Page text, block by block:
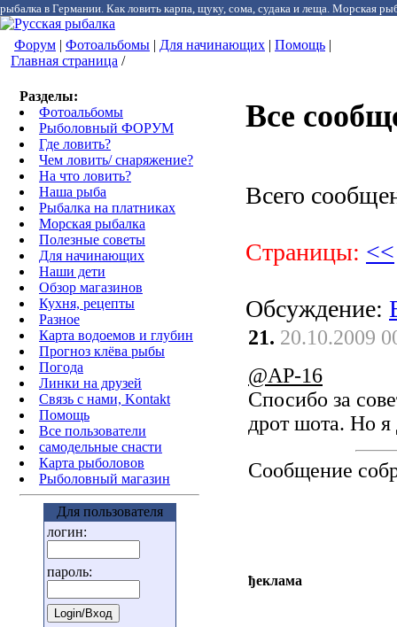
рыбалка в Германии. Как ловить карпа, щуку, сома, судака и леща. Морская
Форум | Фотоальбомы | Для начинающих | Помощь |
Главная страница /
Разделы:
Фотоальбомы
Рыболовный ФОРУМ
Где ловить?
Чем ловить/ снаряжение?
На что ловить?
Наша рыба
Рыбалка на платниках
Морская рыбалка
Полезные советы
Для начинающих
Наши дети
Обзор магазинов
Кухня, рецепты
Разное
Карта водоемов и глубин
Прогноз клёва рыбы
Погода
Линки на друзей
Связь с нами, Kontakt
Помощь
Все пользователи
самодельные снасти
Карта рыболовов
Рыболовный магазин
Для пользователя
логин:
пароль:
Все
Всего
Страницы: <<
Обсуждение:
21. 20.10.2009
@AP-16
Спосибо за
дрот шота. Но
Сообщение
ђеклама